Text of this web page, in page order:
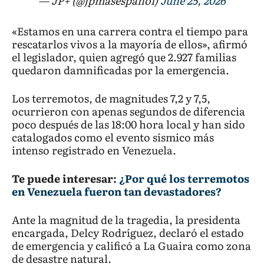
«Estamos en una carrera contra el tiempo para
rescatarlos vivos a la mayoría de ellos», afirmó
el legislador, quien agregó que 2.927 familias
quedaron damnificadas por la emergencia.
Los terremotos, de magnitudes 7,2 y 7,5,
ocurrieron con apenas segundos de diferencia
poco después de las 18:00 hora local y han sido
catalogados como el evento sísmico más
intenso registrado en Venezuela.
Te puede interesar: ¿Por qué los terremotos
en Venezuela fueron tan devastadores?
Ante la magnitud de la tragedia, la presidenta
encargada, Delcy Rodríguez, declaró el estado
de emergencia y calificó a La Guaira como zona
de desastre natural.